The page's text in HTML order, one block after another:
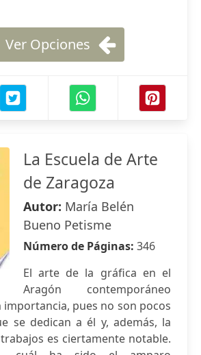
Ver Opciones
La Escuela de Arte
de Zaragoza
Autor: María Belén
Bueno Petisme
Número de Páginas: 346
El arte de la gráfica en el
Aragón contemporáneo
pues no son pocos
se dedican a él y, además, la
es ciertamente notable.